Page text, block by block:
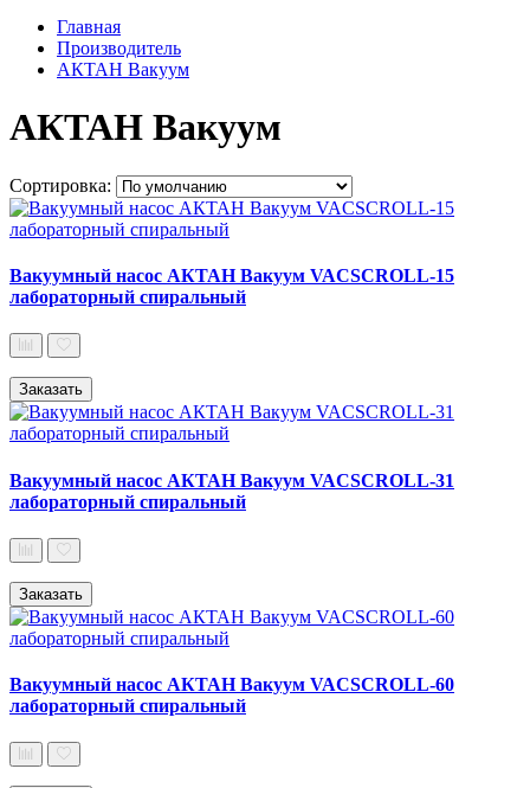
Главная
Производитель
АКТАН Вакуум
АКТАН Вакуум
Сортировка:
Вакуумный насос АКТАН Вакуум VACSCROLL-15
лабораторный спиральный
Заказать
Вакуумный насос АКТАН Вакуум VACSCROLL-31
лабораторный спиральный
Заказать
Вакуумный насос АКТАН Вакуум VACSCROLL-60
лабораторный спиральный